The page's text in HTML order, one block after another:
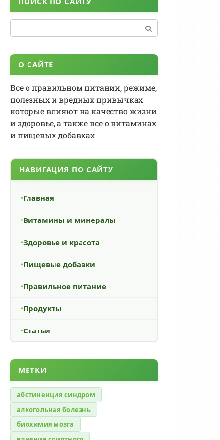
О САЙТЕ
Все о правильном питании, режиме,
полезных и вредных привычках
которые влияют на качество жизни
и здоровье, а также все о витаминах
и пищевых добавках
НАВИГАЦИЯ ПО САЙТУ
Главная
Витамины и минералы
Здоровье и красота
Пищевые добавки
Правильное питание
Продукты
Статьи
МЕТКИ
абстиненция синдром
алкогольная болезнь
биохимия мозга